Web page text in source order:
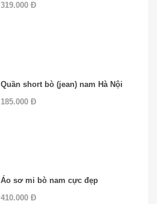
319.000 Đ
Quần short bò (jean) nam Hà Nội
185.000 Đ
Áo sơ mi bò nam cực đẹp
410.000 Đ